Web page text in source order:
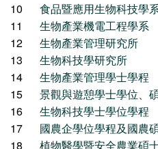
10
食品暨應用生物科技學
11
生物產業機電工程學系
12
生物產業管理研究所
13
生物科技學研究所
14
生物產業管理學士學程
15
景觀與遊憩學士學位、
16
生物科技學士學位學程
17
國農企學位學程及國農
18
植物醫學暨安全農業碩